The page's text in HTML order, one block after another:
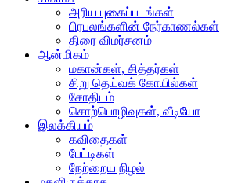
அரிய புகைப்படங்கள்
பிரபலங்களின் நேர்காணல்கள்
திரை விமர்சனம்
ஆன்மிகம்
மகான்கள், சித்தர்கள்
சிறு தெய்வக் கோயில்கள்
சோதிடம்
சொற்பொழிவுகள், வீடியோ
இலக்கியம்
கவிதைகள்
பேட்டிகள்
நேற்றைய நிழல்